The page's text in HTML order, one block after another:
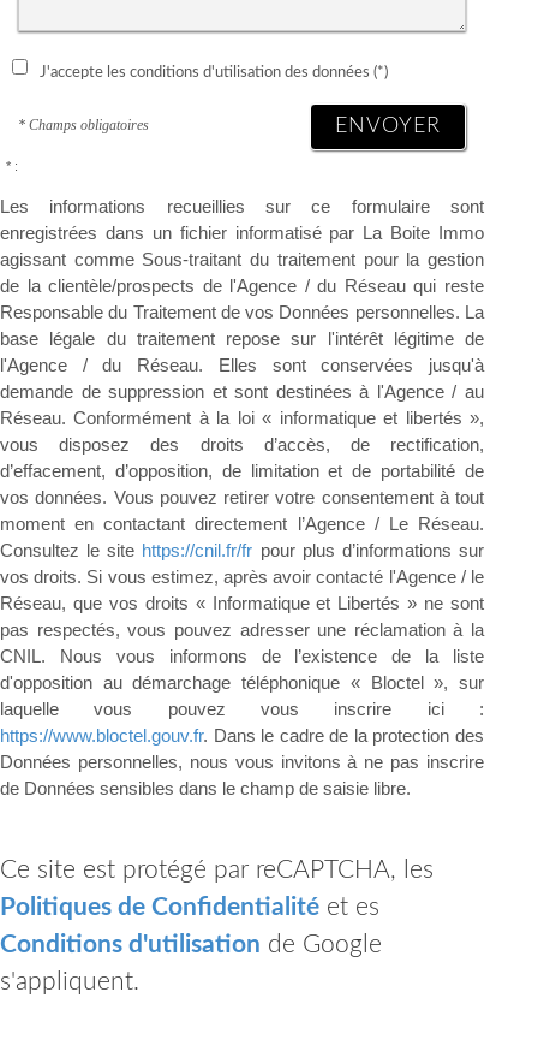
J'accepte les conditions d'utilisation des données (*)
* Champs obligatoires ENVOYER
* :
Les informations recueillies sur ce formulaire sont
enregistrées dans un fichier informatisé par La Boite Immo
agissant comme Sous-traitant du traitement pour la gestion
de la clientèle/prospects de l'Agence / du Réseau qui reste
Responsable du Traitement de vos Données personnelles. La
base légale du traitement repose sur l'intérêt légitime de
l'Agence / du Réseau. Elles sont conservées jusqu'à
demande de suppression et sont destinées à l'Agence / au
Réseau. Conformément à la loi « informatique et libertés »,
vous disposez des droits d’accès, de rectification,
d’effacement, d’opposition, de limitation et de portabilité de
vos données. Vous pouvez retirer votre consentement à tout
moment en contactant directement l’Agence / Le Réseau.
Consultez le site https://cnil.fr/fr pour plus d’informations sur
vos droits. Si vous estimez, après avoir contacté l'Agence / le
Réseau, que vos droits « Informatique et Libertés » ne sont
pas respectés, vous pouvez adresser une réclamation à la
CNIL. Nous vous informons de l’existence de la liste
d'opposition au démarchage téléphonique « Bloctel », sur
laquelle vous pouvez vous inscrire ici :
https://www.bloctel.gouv.fr. Dans le cadre de la protection des
Données personnelles, nous vous invitons à ne pas inscrire
de Données sensibles dans le champ de saisie libre.
Ce site est protégé par reCAPTCHA, les
Politiques de Confidentialité et es
Conditions d'utilisation de Google
s'appliquent.